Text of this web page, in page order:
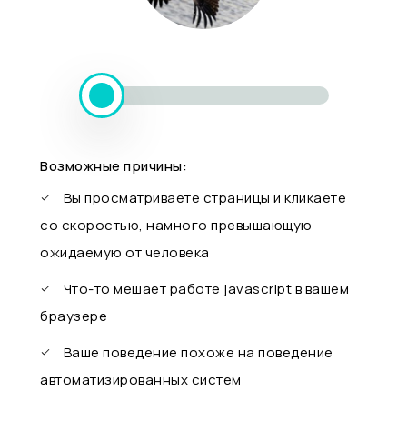
Возможные причины:
Вы просматриваете страницы и кликаете
со скоростью, намного превышающую
ожидаемую от человека
Что-то мешает работе javascript в вашем
браузере
Ваше поведение похоже на поведение
автоматизированных систем